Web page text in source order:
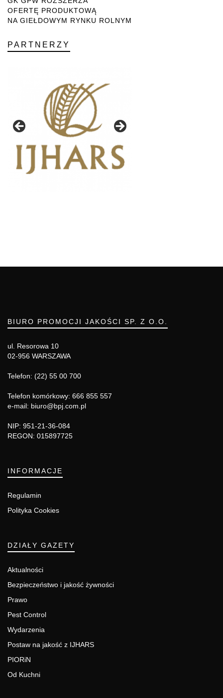
OFERTĘ PRODUKTOWĄ
NA GIEŁDOWYM RYNKU ROLNYM
PARTNERZY
BIURO PROMOCJI JAKOŚCI SP. Z O.O.
ul. Resorowa 10
02-956 WARSZAWA
Telefon: (22) 55 00 700
Telefon komórkowy: 666 855 557
e-mail: biuro@bpj.com.pl
NIP: 951-21-36-084
REGON: 015897725
INFORMACJE
Regulamin
Polityka Cookies
DZIAŁY GAZETY
Aktualności
Bezpieczeństwo i jakość żywności
Prawo
Pest Control
Wydarzenia
Postaw na jakość z IJHARS
PIORiN
Od Kuchni